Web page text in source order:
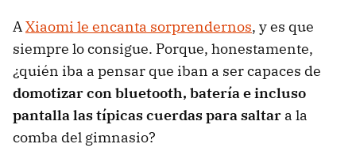
AXiaomi le encanta sorprendernos, y es que
siempre lo consigue. Porque, honestamente,
¿quién iba a pensar que iban a ser capaces de
domotizar con bluetooth, batería e incluso
pantalla las típicas cuerdas para saltar a la
comba del gimnasio?